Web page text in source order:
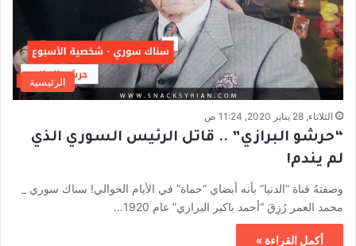
الرئيسية
الثلاثاء, 28 يناير 2020, 11:24 ص
“حرشو البرازي” .. قاتل الرئيس السوري الذي
لم يندم!
وصفتهُ قناة “الدنيا” بأنه أبضاي “حماة” في الأيام الخوالي! سناك سوري _
محمد العمر رُزِقَ “أحمد باكير البرازي” عام 1920…
أكمل القراءة »